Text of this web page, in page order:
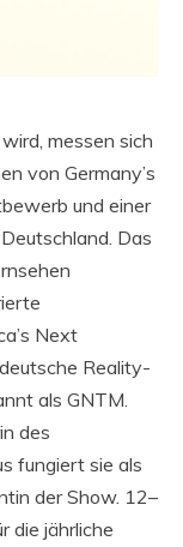
messen sich
von Germany’s
und einer
Das
Next
Reality-
als GNTM.
des
fungiert sie als
der Show. 12–
die jährliche